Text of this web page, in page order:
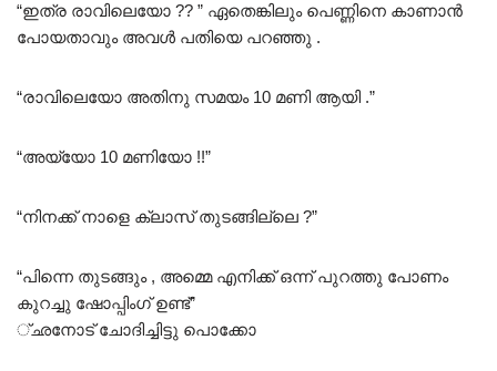
“ഇത്ര രാവിലെയോ ?? ” ഏതെങ്കിലും പെണ്ണിനെ കാണാൻ
പോയതാവും അവൾ പതിയെ പറഞ്ഞു .
“രാവിലെയോ അതിനു സമയം 10 മണി ആയി .”
“അയ്യോ 10 മണിയോ !!”
“നിനക്ക് നാളെ ക്ലാസ് തുടങ്ങില്ലെ ?”
“പിന്നെ തുടങ്ങും , അമ്മെ എനിക്ക് ഒന്ന് പുറത്തു പോണം
കുറച്ചു ഷോപ്പിംഗ് ഉണ്ട്”
്ഛനോട് ചോദിച്ചിട്ടു പൊക്കോ